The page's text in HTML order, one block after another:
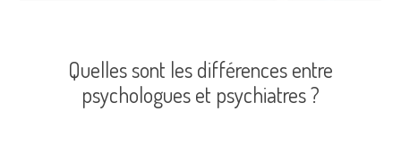
Quelles sont les différences entre
psychologues et psychiatres ?